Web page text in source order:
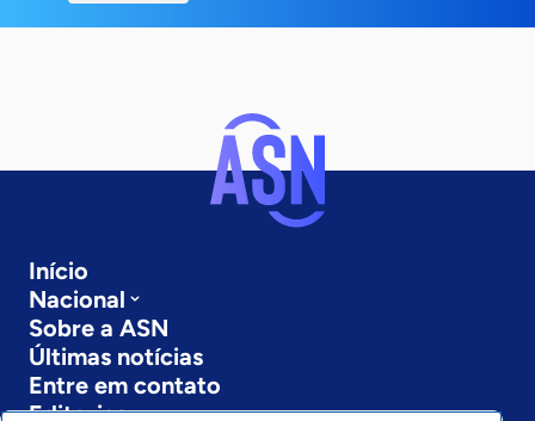
Início
Nacional
Sobre a ASN
Últimas notícias
Entre em contato
Editorias